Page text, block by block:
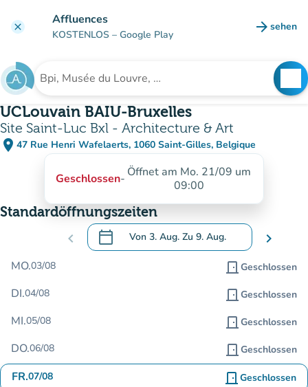
clear Affluences
KOSTENLOS – Google Play arrow_forward sehen
(new
Suche nach einer Einrichtung
UCLouvain BAIU-Bruxelles
Site Saint-Luc Bxl - Architecture & Art
place 47 Rue Henri Wafelaerts, 1060 Saint-Gilles, Belgique
(in Google Maps öffnen)
(new tab)
Geschlossen- Öffnet am Mo. 21/09 um
09:00
Standardöffnungszeiten
chevron_left calendar_today Von 3. Aug. Zu 9. Aug.
.Öffnen Sie den Kalender, um Daten zu
chevron_right
MO.03/08 door_front Geschlossen
DI.04/08 door_front Geschlossen
MI.05/08 door_front Geschlossen
DO.06/08 door_front Geschlossen
FR.07/08 door_front Geschlossen